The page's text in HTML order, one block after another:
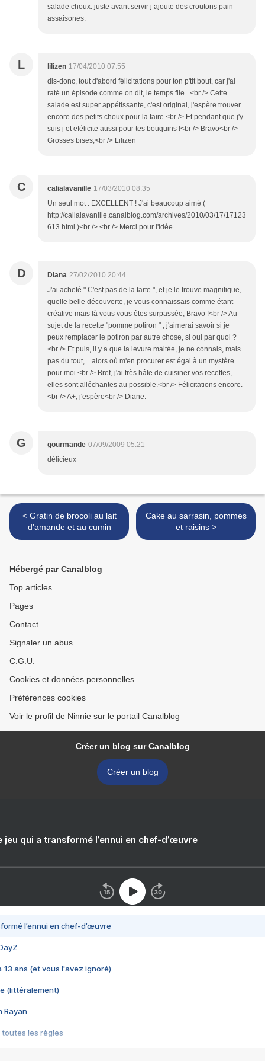
salade choux. juste avant servir j ajoute des croutons pain
assaisones.
L lilizen 17/04/2010 07:55
dis-donc, tout d'abord félicitations pour ton p'tit bout, car j'ai
raté un épisode comme on dit, le temps file...<br /> Cette
salade est super appétissante, c'est original, j'espère trouver
encore des petits choux pour la faire.<br /> Et pendant que j'y
suis j et efélicite aussi pour tes bouquins !<br /> Bravo<br />
Grosses bises,<br /> Lilizen
C calialavanille 17/03/2010 08:35
Un seul mot : EXCELLENT ! J'ai beaucoup aimé (
http://calialavanille.canalblog.com/archives/2010/03/17/17123
613.html )<br /> <br /> Merci pour l'idée ........
D Diana 27/02/2010 20:44
J'ai acheté " C'est pas de la tarte ", et je le trouve magnifique,
quelle belle découverte, je vous connaissais comme étant
créative mais là vous vous êtes surpassée, Bravo !<br /> Au
sujet de la recette "pomme potiron " , j'aimerai savoir si je
peux remplacer le potiron par autre chose, si oui par quoi ?
<br /> Et puis, il y a que la levure maltée, je ne connais, mais
pas du tout,... alors où m'en procurer est égal à un mystère
pour moi.<br /> Bref, j'ai très hâte de cuisiner vos recettes,
elles sont alléchantes au possible.<br /> Félicitations encore.
<br /> A+, j'espère<br /> Diane.
G gourmande 07/09/2009 05:21
délicieux
< Gratin de brocoli au lait
d'amande et au cumin
Cake au sarrasin, pommes
et raisins >
Hébergé par Canalblog
Top articles
Pages
Contact
Signaler un abus
C.G.U.
Cookies et données personnelles
Préférences cookies
Voir le profil de Ninnie sur le portail Canalblog
Créer un blog sur Canalblog
Créer un blog
jeu qui a transformé l’ennui en chef-d’œuvre
l’ennui en chef-d’œuvre
13 ans (et vous l'avez ignoré)
(littéralement)
Rayan
toutes les règles